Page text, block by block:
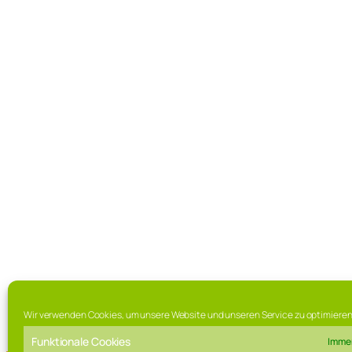
Wir verwenden Cookies, um unsere Website und unseren Service zu
Funktionale Cookies